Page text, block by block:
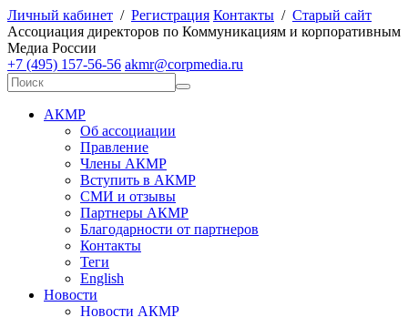
Личный кабинет / Регистрация Контакты / Старый сайт
Ассоциация директоров по Коммуникациям и корпоративным
Медиа России
+7 (495) 157-56-56 akmr@corpmedia.ru
АКМР
Об ассоциации
Правление
Члены АКМР
Вступить в АКМР
СМИ и отзывы
Партнеры АКМР
Благодарности от партнеров
Контакты
Теги
English
Новости
Новости АКМР